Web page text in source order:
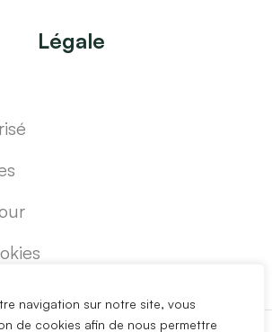
navigation sur notre site, vous
de cookies afin de nous permettre
Légale